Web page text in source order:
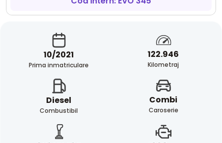
10/2021
Prima inmatriculare
122.946
Kilometraj
Diesel
Combustibil
Combi
Caroserie